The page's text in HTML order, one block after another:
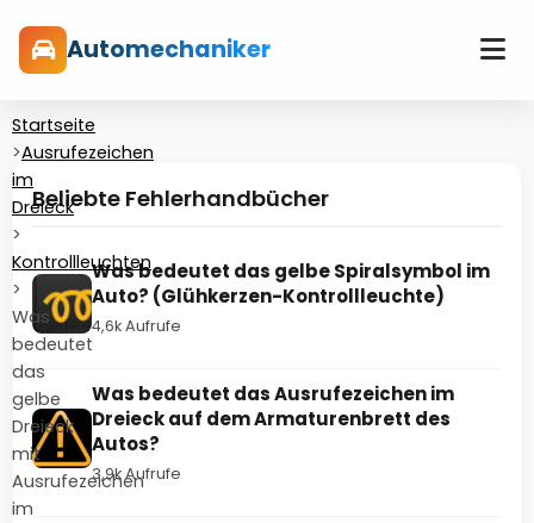
Automechaniker
Startseite
>Ausrufezeichen
im
Dreieck
>
Kontrollleuchten
>
Was
bedeutet
das
gelbe
Dreieck
mit
Ausrufezeichen
im
Beliebte Fehlerhandbücher
Was bedeutet das gelbe Spiralsymbol im
Auto? (Glühkerzen-Kontrollleuchte)
4,6k Aufrufe
Was bedeutet das Ausrufezeichen im
Dreieck auf dem Armaturenbrett des
Autos?
3,9k Aufrufe